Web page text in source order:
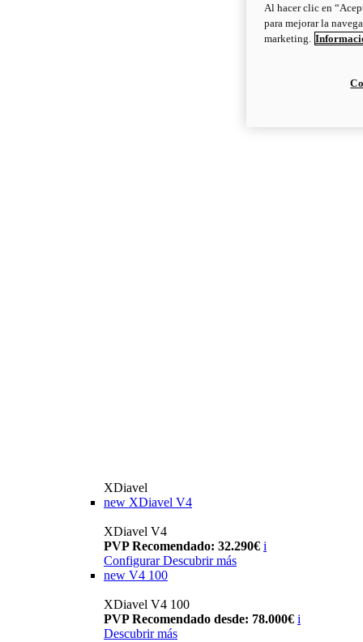
XDiavel
new XDiavel V4
XDiavel V4
PVP Recomendado: 32.290€ i
Configurar Descubrir más
new V4 100
XDiavel V4 100
PVP Recomendado desde: 78.000€ i
Descubrir más
Al hacer clic en
para mejorar la
marketing.